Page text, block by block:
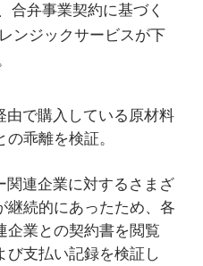
合弁事業契約に基づく
ンジックサービスが下
由で購入している原材料
乖離を検証。
関連企業に対するさまざ
継続的にあったため、各
企業との契約書を閲覧
び支払い記録を検証し